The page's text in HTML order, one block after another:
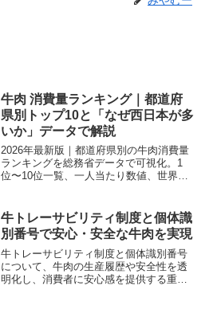
牛肉 消費量ランキング｜都道府
県別トップ10と「なぜ西日本が多
いか」データで解説
2026年最新版｜都道府県別の牛肉消費量
ランキングを総務省データで可視化。1
位〜10位一覧、一人当たり数値、世界比
牛トレーサビリティ制度と個体識
別番号で安心・安全な牛肉を実現
牛トレーサビリティ制度と個体識別番号
について、牛肉の生産履歴や安全性を透
明化し、消費者に安心感を提供する重要